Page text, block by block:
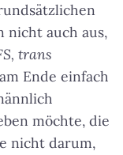
nicht auch aus,
trans
Ende einfach
möchte, die
nicht darum,